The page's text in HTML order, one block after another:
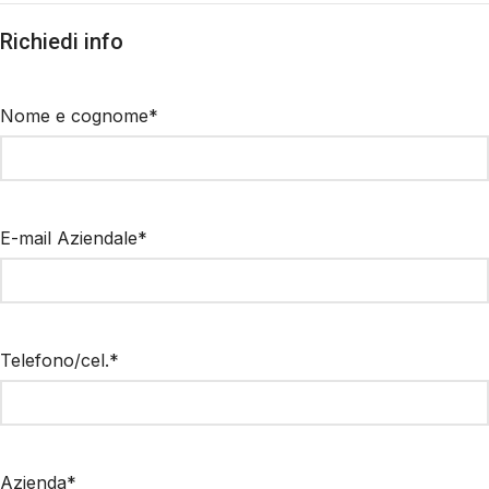
Richiedi info
Nome e cognome*
E-mail Aziendale*
Telefono/cel.*
Azienda*